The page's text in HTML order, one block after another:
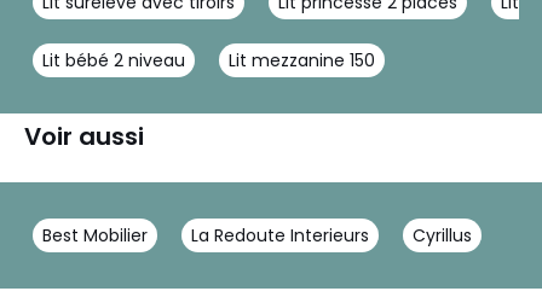
Lit bébé 2 niveau Lit mezzanine 150
Voir aussi
Best Mobilier La Redoute Interieurs Cyrillus